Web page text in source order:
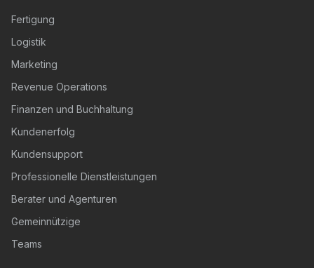
Fertigung
Logistik
Marketing
Revenue Operations
Finanzen und Buchhaltung
Kundenerfolg
Kundensupport
Professionelle Dienstleistungen
Berater und Agenturen
Gemeinnützige
Teams